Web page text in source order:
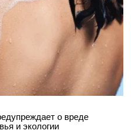
о вреде
и экологии